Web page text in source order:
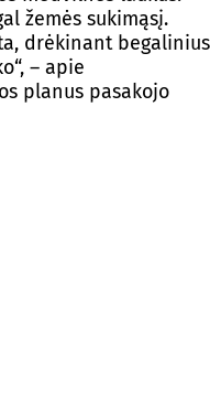
žemės sukimąsį.
drėkinant begalinius
– apie
planus pasakojo